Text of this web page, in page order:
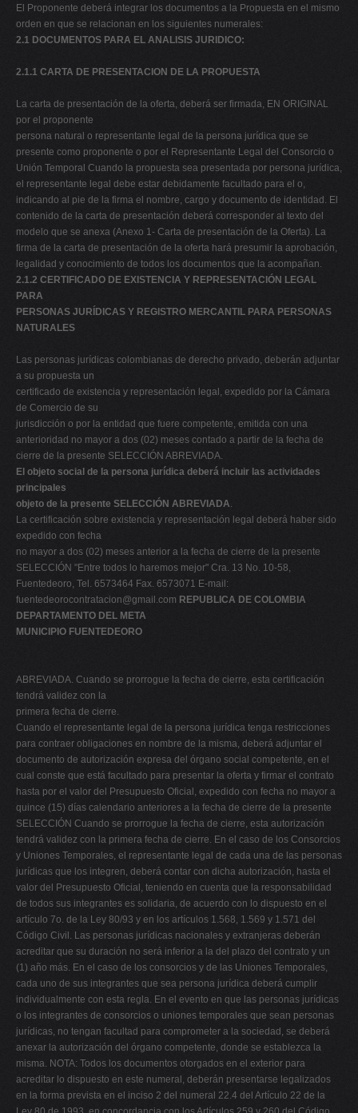
El Proponente deberá integrar los documentos a la Propuesta en el mismo
orden en que se relacionan en los siguientes numerales:
2.1 DOCUMENTOS PARA EL ANALISIS JURIDICO:
2.1.1 CARTA DE PRESENTACION DE LA PROPUESTA
La carta de presentación de la oferta, deberá ser firmada, EN ORIGINAL
por el proponente
persona natural o representante legal de la persona jurídica que se
presente como proponente o por el Representante Legal del Consorcio o
Unión Temporal Cuando la propuesta sea presentada por persona jurídica,
el representante legal debe estar debidamente facultado para el o,
indicando al pie de la firma el nombre, cargo y documento de identidad. El
contenido de la carta de presentación deberá corresponder al texto del
modelo que se anexa (Anexo 1- Carta de presentación de la Oferta). La
firma de la carta de presentación de la oferta hará presumir la aprobación,
legalidad y conocimiento de todos los documentos que la acompañan.
2.1.2 CERTIFICADO DE EXISTENCIA Y REPRESENTACIÓN LEGAL
PARA
PERSONAS JURÍDICAS Y REGISTRO MERCANTIL PARA PERSONAS
NATURALES
Las personas jurídicas colombianas de derecho privado, deberán adjuntar
a su propuesta un
certificado de existencia y representación legal, expedido por la Cámara
de Comercio de su
jurisdicción o por la entidad que fuere competente, emitida con una
anterioridad no mayor a dos (02) meses contado a partir de la fecha de
cierre de la presente SELECCIÓN ABREVIADA.
El objeto social de la persona jurídica deberá incluir las actividades
principales
objeto de la presente SELECCIÓN ABREVIADA.
La certificación sobre existencia y representación legal deberá haber sido
expedido con fecha
no mayor a dos (02) meses anterior a la fecha de cierre de la presente
SELECCIÓN "Entre todos lo haremos mejor" Cra. 13 No. 10-58,
Fuentedeoro, Tel. 6573464 Fax. 6573071 E-mail:
fuentedeorocontratacion@gmail.com REPUBLICA DE COLOMBIA
DEPARTAMENTO DEL META
MUNICIPIO FUENTEDEORO
ABREVIADA. Cuando se prorrogue la fecha de cierre, esta certificación
tendrá validez con la
primera fecha de cierre.
Cuando el representante legal de la persona jurídica tenga restricciones
para contraer obligaciones en nombre de la misma, deberá adjuntar el
documento de autorización expresa del órgano social competente, en el
cual conste que está facultado para presentar la oferta y firmar el contrato
hasta por el valor del Presupuesto Oficial, expedido con fecha no mayor a
quince (15) días calendario anteriores a la fecha de cierre de la presente
SELECCIÓN Cuando se prorrogue la fecha de cierre, esta autorización
tendrá validez con la primera fecha de cierre. En el caso de los Consorcios
y Uniones Temporales, el representante legal de cada una de las personas
jurídicas que los integren, deberá contar con dicha autorización, hasta el
valor del Presupuesto Oficial, teniendo en cuenta que la responsabilidad
de todos sus integrantes es solidaria, de acuerdo con lo dispuesto en el
artículo 7o. de la Ley 80/93 y en los artículos 1.568, 1.569 y 1.571 del
Código Civil. Las personas jurídicas nacionales y extranjeras deberán
acreditar que su duración no será inferior a la del plazo del contrato y un
(1) año más. En el caso de los consorcios y de las Uniones Temporales,
cada uno de sus integrantes que sea persona jurídica deberá cumplir
individualmente con esta regla. En el evento en que las personas jurídicas
o los integrantes de consorcios o uniones temporales que sean personas
jurídicas, no tengan facultad para comprometer a la sociedad, se deberá
anexar la autorización del órgano competente, donde se establezca la
misma. NOTA: Todos los documentos otorgados en el exterior para
acreditar lo dispuesto en este numeral, deberán presentarse legalizados
en la forma prevista en el inciso 2 del numeral 22.4 del Artículo 22 de la